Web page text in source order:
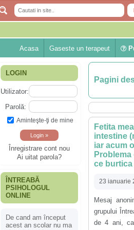
Acasa Gaseste un terapeut
LOGIN
Utilizator:
Parolă:
Aminteşte-ţi de mine
Înregistrare cont nou
Ai uitat parola?
ÎNTREABĂ
PSIHOLOGUL
ONLINE
De cand am început
acest an scolar nu ma
Pagini
Fetita
intestine
iar acum
Problema
ce burtica
23 ianuarie
Mesaj
grupului
de 4 ani,